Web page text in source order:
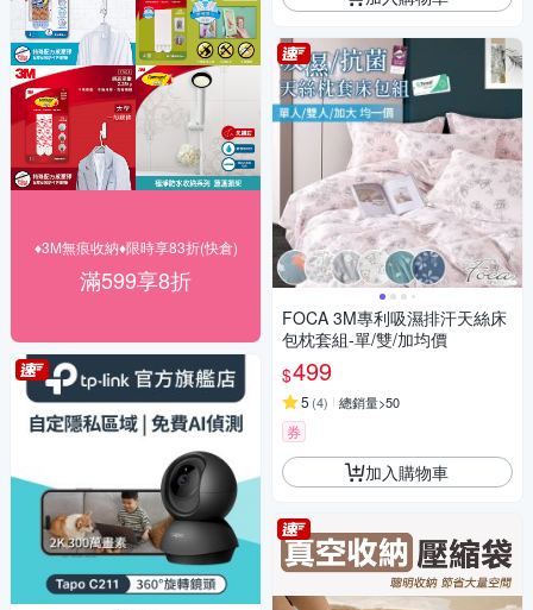
♦3M無痕收納♦限時享83折(快倉)
滿599享8折
FOCA 3M專利吸濕排汗天絲床
包枕套組-單/雙/加均價
$499
5 (4) 總銷量>50
券
加入購物車